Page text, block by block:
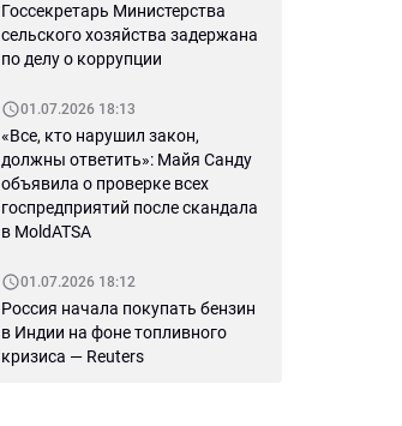
Госсекретарь Министерства
сельского хозяйства задержана
по делу о коррупции
01.07.2026 18:13
«Все, кто нарушил закон,
должны ответить»: Майя Санду
объявила о проверке всех
госпредприятий после скандала
в MoldATSA
01.07.2026 18:12
Россия начала покупать бензин
в Индии на фоне топливного
кризиса — Reuters